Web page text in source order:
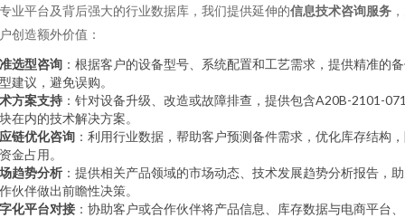
业平台及背后强大的行业数据库，我们提供延伸的信息技术咨询服务
创造额外价值：
选型咨询 ：根据客户的设备型号、系统配置和工艺需求，提供精准的
建议，避免误购。
方案支持 ：针对设备升级、改造或故障排查，提供包含A20B-2101-
在内的技术解决方案。
链优化咨询 ：利用行业数据，帮助客户预测备件需求，优化库存结构
金占用。
趋势分析 ：提供相关产品领域的市场动态、技术发展趋势分析报告，
伙伴做出前瞻性决策。
化平台对接 ：协助客户或合作伙伴将产品信息、库存数据与电商平台、